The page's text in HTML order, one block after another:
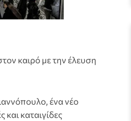
καιρό με την έλευση
ένα νέο
καταιγίδες